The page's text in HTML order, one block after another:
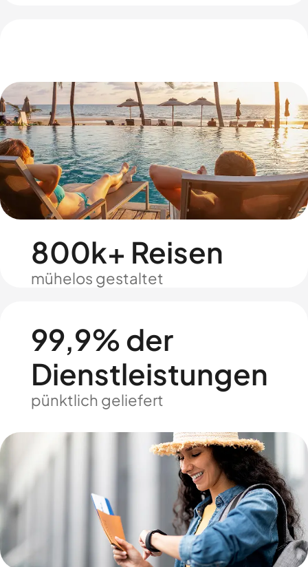
800k+ Reisen
mühelos gestaltet
99,9% der
Dienstleistungen
pünktlich geliefert